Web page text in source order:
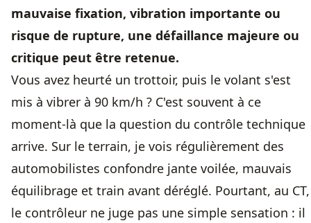
mauvaise fixation, vibration importante ou
risque de rupture, une défaillance majeure ou
critique peut être retenue.
Vous avez heurté un trottoir, puis le volant s'est
mis à vibrer à 90 km/h ? C'est souvent à ce
moment-là que la question du contrôle technique
arrive. Sur le terrain, je vois régulièrement des
automobilistes confondre jante voilée, mauvais
équilibrage et train avant déréglé. Pourtant, au CT,
le contrôleur ne juge pas une simple sensation : il